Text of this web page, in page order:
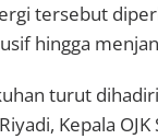
tersebut
hingga
turut
Kepala